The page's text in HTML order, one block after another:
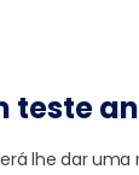
teste
lhe dar